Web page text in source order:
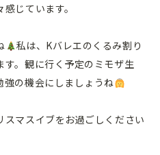
じています。
私は、Kバレエのくるみ割り
。観に行く予定のミモザ生
強の機会にしましょうね
マスイブをお過ごしください